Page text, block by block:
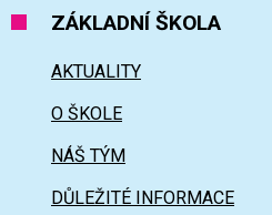
ZÁKLADNÍ ŠKOLA
AKTUALITY
O ŠKOLE
NÁŠ TÝM
DŮLEŽITÉ INFORMACE